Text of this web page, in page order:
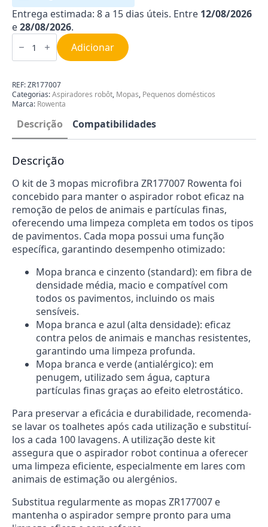
Entrega estimada: 8 a 15 dias úteis. Entre 12/08/2026
e28/08/2026.
Quantidade
de
Mopas
para
Aspirador
Rowenta
ZR177007
Adicionar
REF:ZR177007
Categorias:Aspiradores robôt, Mopas, Pequenos domésticos
Marca: Rowenta
Descrição Compatibilidades
Descrição
O kit de 3 mopas microfibra ZR177007 Rowenta foi
concebido para manter o aspirador robot eficaz na
remoção de pelos de animais e partículas finas,
oferecendo uma limpeza completa em todos os tipos
de pavimentos. Cada mopa possui uma função
específica, garantindo desempenho otimizado:
Mopa branca e cinzento (standard): em fibra de
densidade média, macio e compatível com
todos os pavimentos, incluindo os mais
sensíveis.
Mopa branca e azul (alta densidade): eficaz
contra pelos de animais e manchas resistentes,
garantindo uma limpeza profunda.
Mopa branca e verde (antialérgico): em
penugem, utilizado sem água, captura
partículas finas graças ao efeito eletrostático.
Para preservar a eficácia e durabilidade, recomenda-
se lavar os toalhetes após cada utilização e substituí-
los a cada 100 lavagens. A utilização deste kit
assegura que o aspirador robot continua a oferecer
uma limpeza eficiente, especialmente em lares com
animais de estimação ou alergénios.
Substitua regularmente as mopas ZR177007 e
mantenha o aspirador sempre pronto para uma